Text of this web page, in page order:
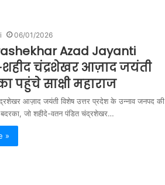
06/01/2026
Azad Jayanti
चंद्रशेखर आज़ाद जयंती
पहुंचे साक्षी महाराज
आज़ाद जयंती विशेष उत्तर प्रदेश के उन्नाव जनपद की
बदरका, जो शहीदे-वतन पंडित चंद्रशेखर…
»